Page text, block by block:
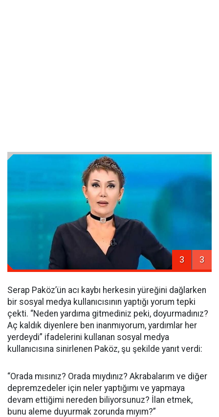
3 3
Serap Paköz’ün acı kaybı herkesin yüreğini dağlarken
bir sosyal medya kullanıcısının yaptığı yorum tepki
çekti. “Neden yardıma gitmediniz peki, doyurmadınız?
Aç kaldık diyenlere ben inanmıyorum, yardımlar her
yerdeydi” ifadelerini kullanan sosyal medya
kullanıcısına sinirlenen Paköz, şu şekilde yanıt verdi:
“Orada mısınız? Orada mıydınız? Akrabalarım ve diğer
depremzedeler için neler yaptığımı ve yapmaya
devam ettiğimi nereden biliyorsunuz? İlan etmek,
bunu aleme duyurmak zorunda mıyım?”